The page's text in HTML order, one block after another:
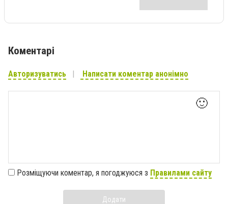
Коментарі
Авторизуватись Написати коментар анонімно
🙂
Розміщуючи коментар, я погоджуюся з Правилами сайту
Додати